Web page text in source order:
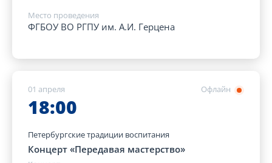
Место проведения
ФГБОУ ВО РГПУ им. А.И. Герцена
Офлайн
01 апреля
18:00
Петербургские традиции воспитания
Концерт «Передавая мастерство»